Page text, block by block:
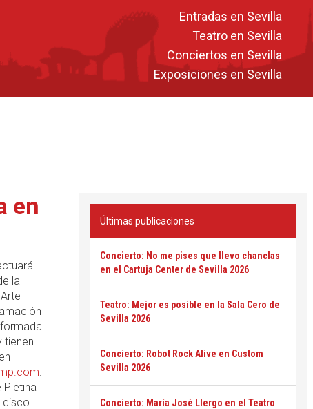
Entradas en Sevilla
Teatro en Sevilla
Conciertos en Sevilla
Exposiciones en Sevilla
en
la
tienen
.
Pletina
disco
Últimas publicaciones
Concierto: No me pises que llevo chanclas
en el Cartuja Center de Sevilla 2026
Teatro: Mejor es posible en la Sala Cero de
Sevilla 2026
Concierto: Robot Rock Alive en Custom
Sevilla 2026
Concierto: María José Llergo en el Teatro